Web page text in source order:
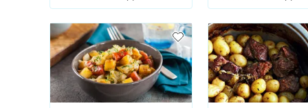
все. Представляю вам южно-
итальянское блюдо Totani e
patate, это тушеный
картофель с кальмарами,
петрушкой и помидорами.
Кальмары при таком
способе выходят не
резиновые!